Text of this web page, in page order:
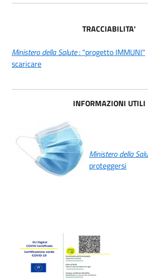
TRACCIABILITA'
Ministero della Salute: "progetto IMMUNI"
scaricare
INFORMAZIONI UTILI
Ministero della
proteggersi